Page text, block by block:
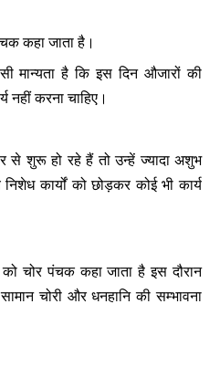
कहा जाता है।
मान्यता है कि इस दिन औजारों की
नहीं करना चाहिए।
से शुरू हो रहे हैं तो उन्हें ज्यादा अशुभ
कार्यों को छोड़कर कोई भी कार्य
चोर पंचक कहा जाता है इस दौरान
चोरी और धनहानि की सम्भावना